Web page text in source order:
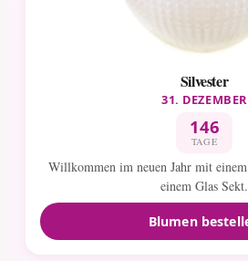
Silvester
31. DEZEMBER
146
TAGE
Willkommen im neuen Jahr mit
einem Glas Sekt.
Blumen